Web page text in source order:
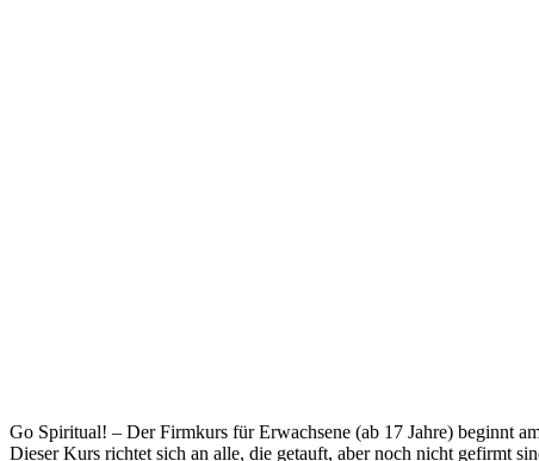
Go Spiritual! – Der Firmkurs für Erwachsene (ab 17 Jahre) beginnt
Dieser Kurs richtet sich an alle, die getauft, aber noch nicht gefirmt